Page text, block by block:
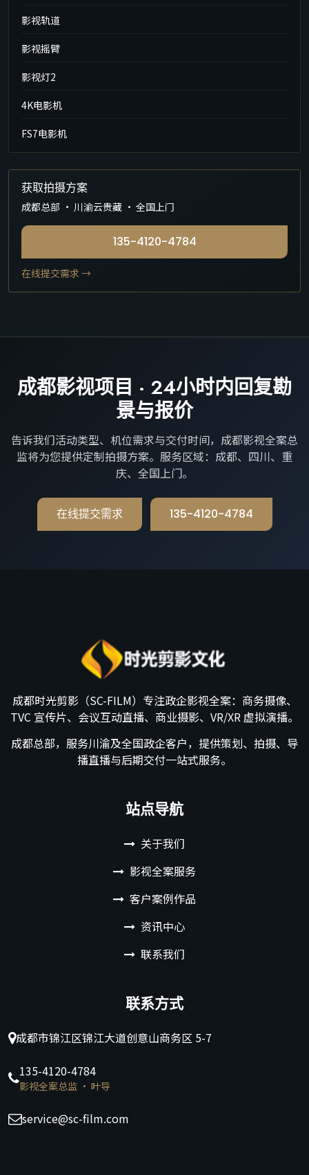
影视轨道
影视摇臂
影视灯2
4K电影机
FS7电影机
获取拍摄方案
成都总部 · 川渝云贵藏 · 全国上门
135-4120-4784
在线提交需求 →
成都影视项目 · 24小时内回复勘
景与报价
告诉我们活动类型、机位需求与交付时间，成都影视全案总
监将为您提供定制拍摄方案。服务区域：成都、四川、重
庆、全国上门。
在线提交需求 135-4120-4784
成都时光剪影（SC-FILM）专注政企影视全案：商务摄像、
TVC 宣传片、会议互动直播、商业摄影、VR/XR 虚拟演播。
成都总部，服务川渝及全国政企客户，提供策划、拍摄、导
播直播与后期交付一站式服务。
站点导航
关于我们
影视全案服务
客户案例作品
资讯中心
联系我们
联系方式
成都市锦江区锦江大道创意山商务区 5-7
135-4120-4784
影视全案总监 · 叶导
service@sc-film.com